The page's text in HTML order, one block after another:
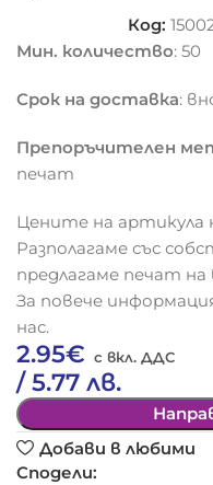
Код:
Мин. количество: 50
Срок на доставка:
Препоръчителен
печат
Цените на артикула
Разполагаме със
предлагаме печат
За повече
нас.
2.95€
/ 5.77 лв.
Добави в любими
Сподели: